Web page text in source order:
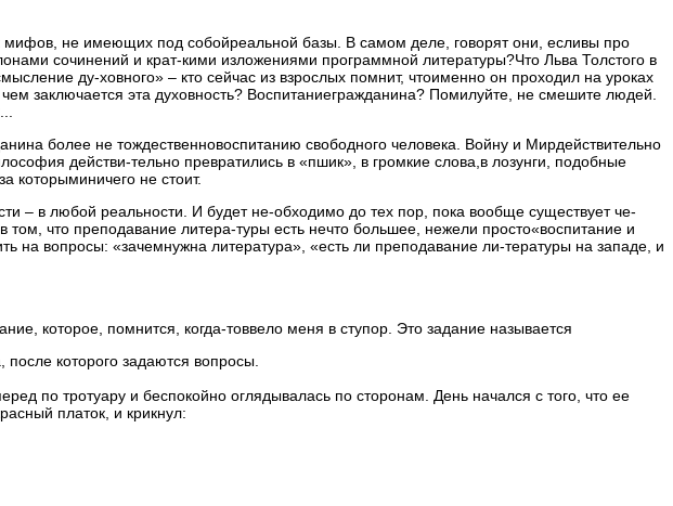
мифов, не имеющих под собойреальной базы. В самом деле, говорят они, есливы про
сочинений и крат-кими изложениями программной литературы?Что Льва Толстого в
ду-ховного» – кто сейчас из взрослых помнит, чтоименно он проходил на уроках
заключается эта духовность? Воспитаниегражданина? Помилуйте, не смешите людей.
более не тождественновоспитанию свободного человека. Войну и Мирдействительно
действи-тельно превратились в «пшик», в громкие слова,в лозунги, подобные
которыминичего не стоит.
– в любой реальности. И будет не-обходимо до тех пор, пока вообще существует че-
что преподавание литера-туры есть нечто большее, нежели просто«воспитание и
на вопросы: «зачемнужна литература», «есть ли преподавание ли-тературы на западе, и
которое, помнится, когда-товвело меня в ступор. Это задание называется
которого задаются вопросы.
по тротуару и беспокойно оглядывалась по сторонам. День начался с того, что ее
платок, и крикнул: